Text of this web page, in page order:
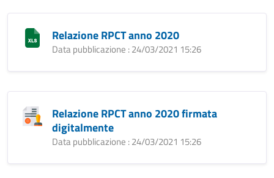
Relazione RPCT anno 2020
Data pubblicazione : 24/03/2021 15:26
Relazione RPCT anno 2020 firmata
digitalmente
Data pubblicazione : 24/03/2021 15:26